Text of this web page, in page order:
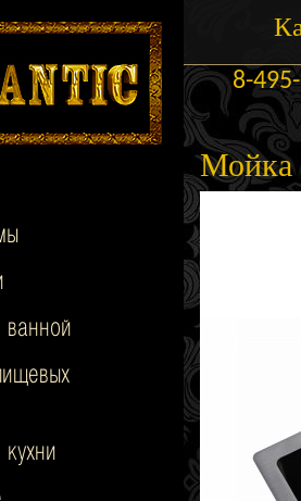
ванной
8-
Мойка